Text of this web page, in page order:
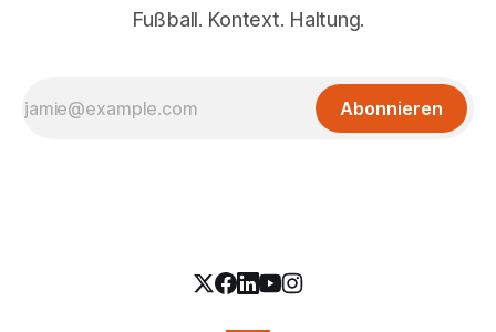
Fußball. Kontext. Haltung.
Abonnieren